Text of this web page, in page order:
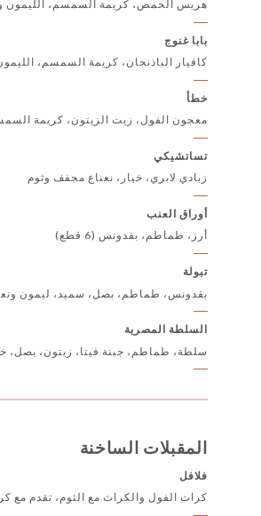
هريس الحمص، كريمة السمسم، الليمون
بابا غنوج
كافيار الباذنجان، كريمة السمسم،
خطأ
معجون الفول، زيت الزيتون، كريمة
تساتشيكي
زبادي لابري، خيار، نعناع مجفف وثوم
أوراق العنب
أرز، طماطم، بقدونس (6 قطع)
تبولة
بقدونس، طماطم، بصل، سميد، ليمون
السلطة المصرية
سلطة، طماطم، جبنة فيتا، زيتون، بصل،
المقبلات الساخنة
فلافل
كرات الفول والكراث مع الثوم، تقدم مع